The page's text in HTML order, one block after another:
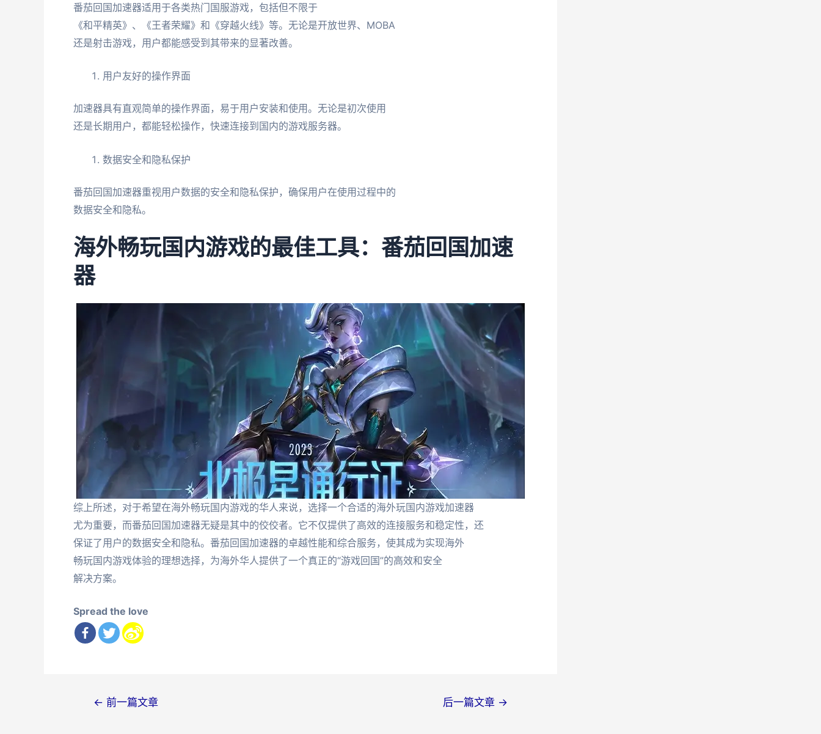
番茄回国加速器适用于各类热门国服游戏，包括但不限于
《和平精英》、《王者荣耀》和《穿越火线》等。无论是开放世界、MOBA
还是射击游戏，用户都能感受到其带来的显著改善。
用户友好的操作界面
加速器具有直观简单的操作界面，易于用户安装和使用。无论是初次使用
还是长期用户，都能轻松操作，快速连接到国内的游戏服务器。
数据安全和隐私保护
番茄回国加速器重视用户数据的安全和隐私保护，确保用户在使用过程中的
数据安全和隐私。
海外畅玩国内游戏的最佳工具：番茄回国加速
器
综上所述，对于希望在海外畅玩国内游戏的华人来说，选择一个合适的海外玩国内游戏加速器
尤为重要，而番茄回国加速器无疑是其中的佼佼者。它不仅提供了高效的连接服务和稳定性，还
保证了用户的数据安全和隐私。番茄回国加速器的卓越性能和综合服务，使其成为实现海外
畅玩国内游戏体验的理想选择，为海外华人提供了一个真正的“游戏回国”的高效和安全
解决方案。
Spread the love
← 前一篇文章 后一篇文章 →